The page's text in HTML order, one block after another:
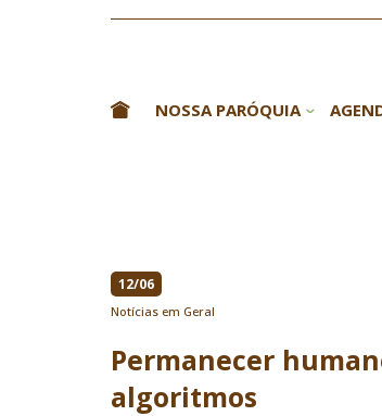
NOSSA PARÓQUIA
12/06
Notícias em Geral
Permanecer
algoritmos